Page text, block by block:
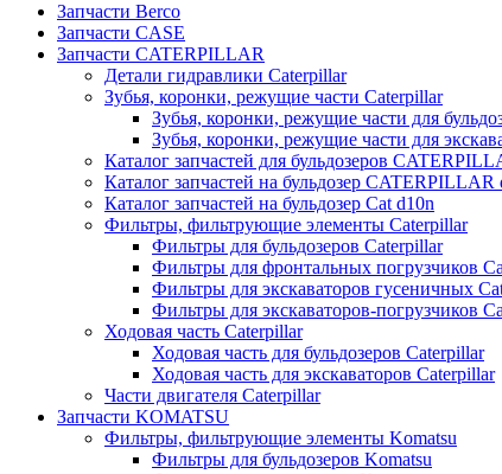
Запчасти Berco
Запчасти CASE
Запчасти CATERPILLAR
Детали гидравлики Caterpillar
Зубья, коронки, режущие части Caterpillar
Зубья, коронки, режущие части для
Зубья, коронки, режущие части для
Каталог запчастей для бульдозеров
Каталог запчастей на бульдозер CATERPILLAR
Каталог запчастей на бульдозер Сat d10n
Фильтры, фильтрующие элементы Caterpillar
Фильтры для бульдозеров Caterpillar
Фильтры для фронтальных погрузчиков
Фильтры для экскаваторов гусеничных
Фильтры для экскаваторов-погрузчиков
Ходовая часть Caterpillar
Ходовая часть для бульдозеров Caterpillar
Ходовая часть для экскаваторов Caterpillar
Части двигателя Caterpillar
Запчасти KOMATSU
Фильтры, фильтрующие элементы Komatsu
Фильтры для бульдозеров Komatsu